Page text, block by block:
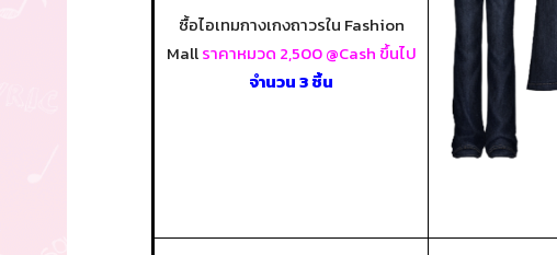
ซื้อไอเทมกางเกงถาวรใน Fashion
Mallราคาหมวด 2,500 @Cash ขึ้นไป
จำนวน 3 ชิ้น